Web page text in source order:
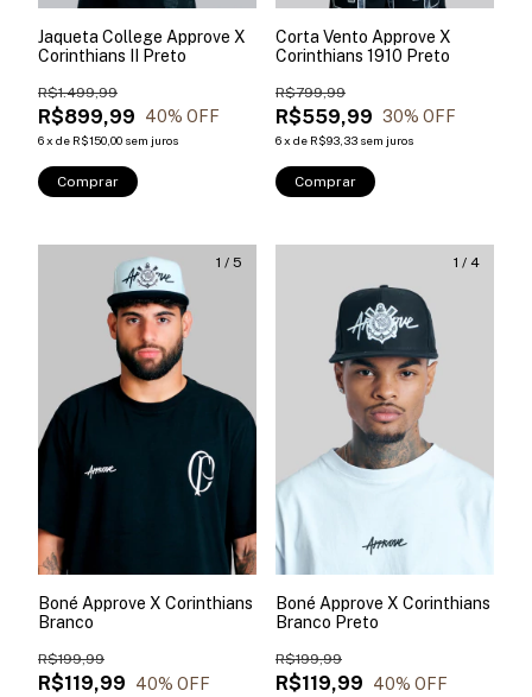
Jaqueta College Approve X
Corinthians II Preto
R$899,99
R$1.499,99
40% OFF
6x de R$150,00 sem juros
Comprar
Corta Vento Approve X
Corinthians 1910 Preto
R$559,99
R$799,99
30% OFF
6x de R$93,33 sem juros
Comprar
1 / 5
Boné Approve X Corinthians
Branco
R$119,99
R$199,99
40% OFF
1 / 4
Boné Approve X Corinthians
Branco Preto
R$119,99
R$199,99
40% OFF